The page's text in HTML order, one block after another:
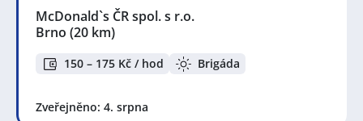
McDonald`s ČR spol. s r.o.
Brno (20 km)
150 – 175 Kč / hod Brigáda
Zveřejněno: 4. srpna